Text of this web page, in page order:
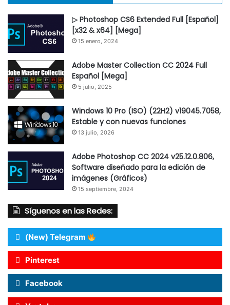
▷ Photoshop CS6 Extended Full [Español]
[x32 & x64] [Mega]
15 enero, 2024
Adobe Master Collection CC 2024 Full
Español [Mega]
5 julio, 2025
Windows 10 Pro (ISO) (22H2) v19045.7058,
Estable y con nuevas funciones
13 julio, 2026
Adobe Photoshop CC 2024 v25.12.0.806,
Software diseñado para la edición de
imágenes (Gráficos)
15 septiembre, 2024
Síguenos en las Redes:
(New) Telegram
Pinterest
Facebook